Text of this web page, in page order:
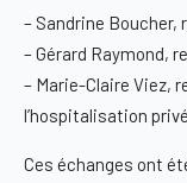
– Sandrine Boucher,
–Gérard Raymond,
– Marie-Claire Viez,
l’hospitalisation
Ces échanges ont